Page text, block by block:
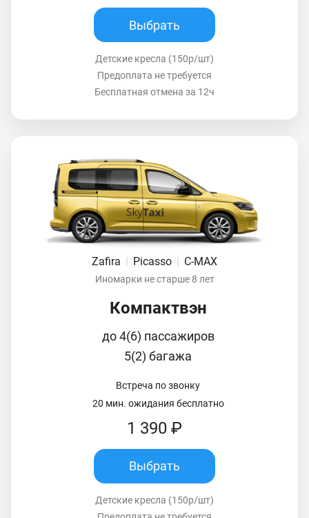
Выбрать
Детские кресла (150р/шт)
Предоплата не требуется
Бесплатная отмена за 12ч
Zafira | Picasso | C-MAX
Иномарки не старше 8 лет
Компактвэн
до 4(6) пассажиров
5(2) багажа
Встреча по звонку
20 мин. ожидания бесплатно
1 390 ₽
Выбрать
Детские кресла (150р/шт)